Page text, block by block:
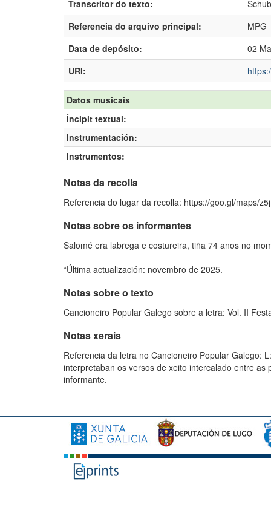
Transcritor do texto:
Referencia do arquivo principal:
Data de depósito:
02
URI:
Datos musicais
Íncipit textual:
Instrumentación:
Instrumentos:
Notas da recolla
Referencia do lugar da recolla: https://goo.gl/maps/
Notas sobre os informantes
Salomé era labrega e costureira, tiña 74 anos no
*Última actualización: novembro de 2025.
Notas sobre o texto
Cancioneiro Popular Galego sobre a letra: Vol. II
Notas xerais
Referencia da letra no Cancioneiro Popular Galego:
interpretaban os versos de xeito intercalado entre
informante.